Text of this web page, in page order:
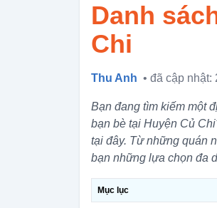
Danh
Chi
Thu Anh • đã cập nhật:
Bạn đang tìm kiếm một
bạn bè tại Huyện Củ
tại đây. Từ những quán
bạn những lựa chọn đa
Mục lục